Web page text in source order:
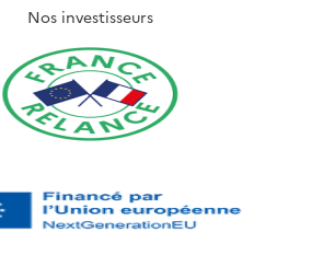
Nos investisseurs